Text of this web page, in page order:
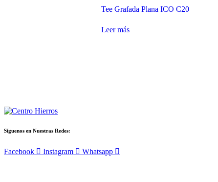
Tee Grafada Plana ICO C20
Leer más
Síguenos en Nuestras Redes:
Facebook Instagram Whatsapp